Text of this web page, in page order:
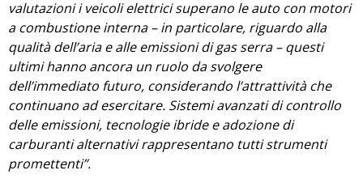
valutazioni i veicoli elettrici superano le auto con motori
a combustione interna – in particolare, riguardo alla
qualità dell’aria e alle emissioni di gas serra – questi
ultimi hanno ancora un ruolo da svolgere
dell’immediato futuro, considerando l’attrattività che
continuano ad esercitare. Sistemi avanzati di controllo
delle emissioni, tecnologie ibride e adozione di
carburanti alternativi rappresentano tutti strumenti
promettenti”.